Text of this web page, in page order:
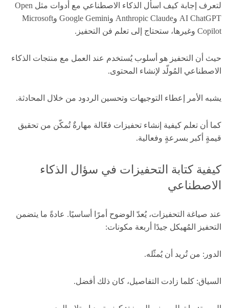
لتعرف إجابة كيف اسأل الذكاء الاصطناعي مع أدوات مثل Open
AI ChatGPT وAnthropic Claude وGoogle Gemini وMicrosoft
Copilot وغيرها، ستحتاج إلى تعلم فن التحفيز.
حيث أن التحفيز هو أسلوب يُستخدم عند العمل مع منتجات الذكاء
الاصطناعي المُولّد لإنشاء المحتوى.
يشبه الأمر إعطاء التوجيهات وتحسين الردود من خلال المحادثة.
كما أن تعلم كيفية إنشاء تحفيزات فعّالة مهارةٌ تُمكّن من تحقيق
قيمةٍ أكبر بسرعةٍ وفعالية.
كيفية كتابة التحفيزات في سؤال الذكاء
الاصطناعي
عند صياغة التحفيزات، يُعدّ الوضوح أمرًا أساسيًا. عادةً ما يتضمن
التحفيز المُهيكل جيدًا أربعة مكونات:
الدور: من تُريد أن يُمثّله.
السياق: كلما زادت التفاصيل، كان ذلك أفضل.